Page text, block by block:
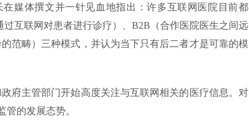
媒体撰文并一针见血地指出：许多互联网医院目前都
互联网对患者进行诊疗）、B2B（合作医院医生之间远
范畴）三种模式，并认为当下只有后二者才是可靠的模
府主管部门开始高度关注与互联网相关的医疗信息。对
的发展态势。